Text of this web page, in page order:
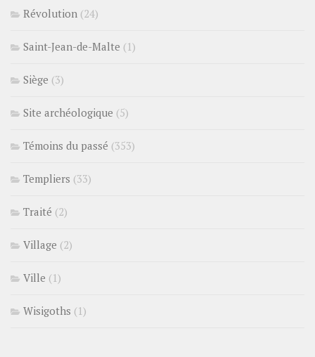
Révolution (24)
Saint-Jean-de-Malte (1)
Siège (3)
Site archéologique (5)
Témoins du passé (353)
Templiers (33)
Traité (2)
Village (2)
Ville (1)
Wisigoths (1)